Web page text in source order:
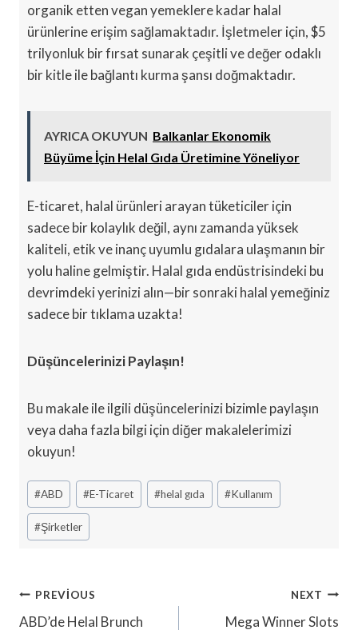
organik etten vegan yemeklere kadar halal
ürünlerine erişim sağlamaktadır. İşletmeler için, $5
trilyonluk bir fırsat sunarak çeşitli ve değer odaklı
bir kitle ile bağlantı kurma şansı doğmaktadır.
AYRICA OKUYUN Balkanlar Ekonomik
Büyüme İçin Helal Gıda Üretimine Yöneliyor
E-ticaret, halal ürünleri arayan tüketiciler için
sadece bir kolaylık değil, aynı zamanda yüksek
kaliteli, etik ve inanç uyumlu gıdalara ulaşmanın bir
yolu haline gelmiştir. Halal gıda endüstrisindeki bu
devrimdeki yerinizi alın—bir sonraki halal yemeğiniz
sadece bir tıklama uzakta!
Düşüncelerinizi Paylaşın!
Bu makale ile ilgili düşüncelerinizi bizimle paylaşın
veya daha fazla bilgi için diğer makalelerimizi
okuyun!
Post
Tags:
#ABD #E-Ticaret #helal gıda #Kullanım
#Şirketler
Yazı
PREVIOUS
ABD’de Helal Brunch
NEXT
Mega Winner Slots